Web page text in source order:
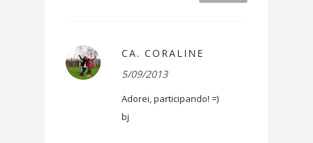
CA. CORALINE
5/09/2013
Adorei, participando! =)
bj